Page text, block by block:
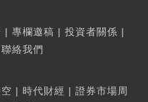
| 專欄邀稿 | 投資者關係 |
聯絡我們
| 時代財經 | 證券市場周